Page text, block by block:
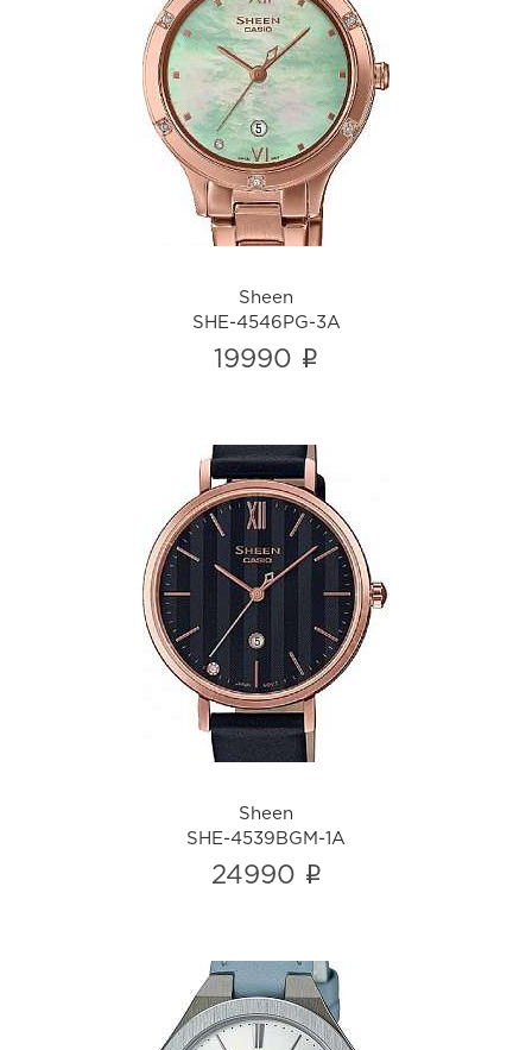
Sheen
SHE-4546PG-3A
i
Sheen
SHE-4546PG-3A
19990 i
Sheen
SHE-4539BGM-1A
i
Sheen
SHE-4539BGM-1A
24990 i